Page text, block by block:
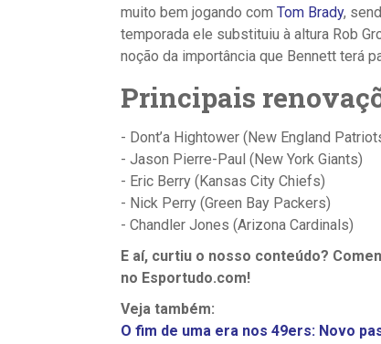
muito bem jogando com Tom Brady,
temporada ele substituiu à altura Rob
noção da importância que Bennett terá
Principais
- Dont’a Hightower (New England
- Jason Pierre-Paul (New York Giants)
- Eric Berry (Kansas City Chiefs)
- Nick Perry (Green Bay Packers)
- Chandler Jones (Arizona Cardinals)
E aí, curtiu o nosso conteúdo?
no Esportudo.com!
Veja também:
O fim de uma era nos 49ers: Novo